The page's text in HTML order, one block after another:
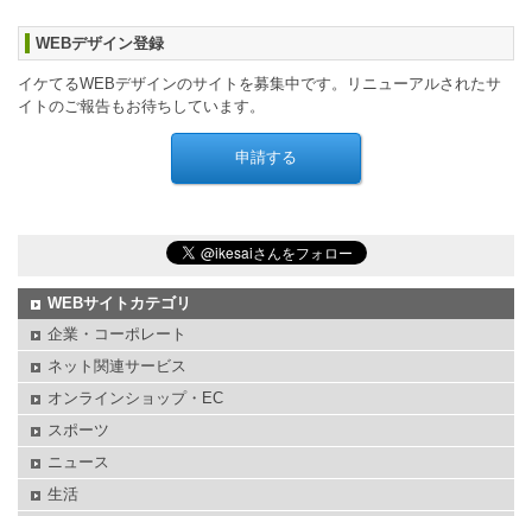
WEBデザイン登録
イケてるWEBデザインのサイトを募集中です。リニューアルされたサ
イトのご報告もお待ちしています。
WEBサイトカテゴリ
企業・コーポレート
ネット関連サービス
オンラインショップ・EC
スポーツ
ニュース
生活